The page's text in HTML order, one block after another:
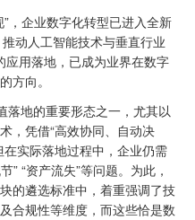
，企业数字化转型已进入全新
动人工智能技术与垂直行业
用落地，已成为业界在数字
方向。
落地的重要形态之一，尤其以
，凭借“高效协同、自动决
实际落地过程中，企业仍需
” “资产流失”等问题。为此，
的遴选标准中，着重强调了技
合规性等维度，而这些恰是数